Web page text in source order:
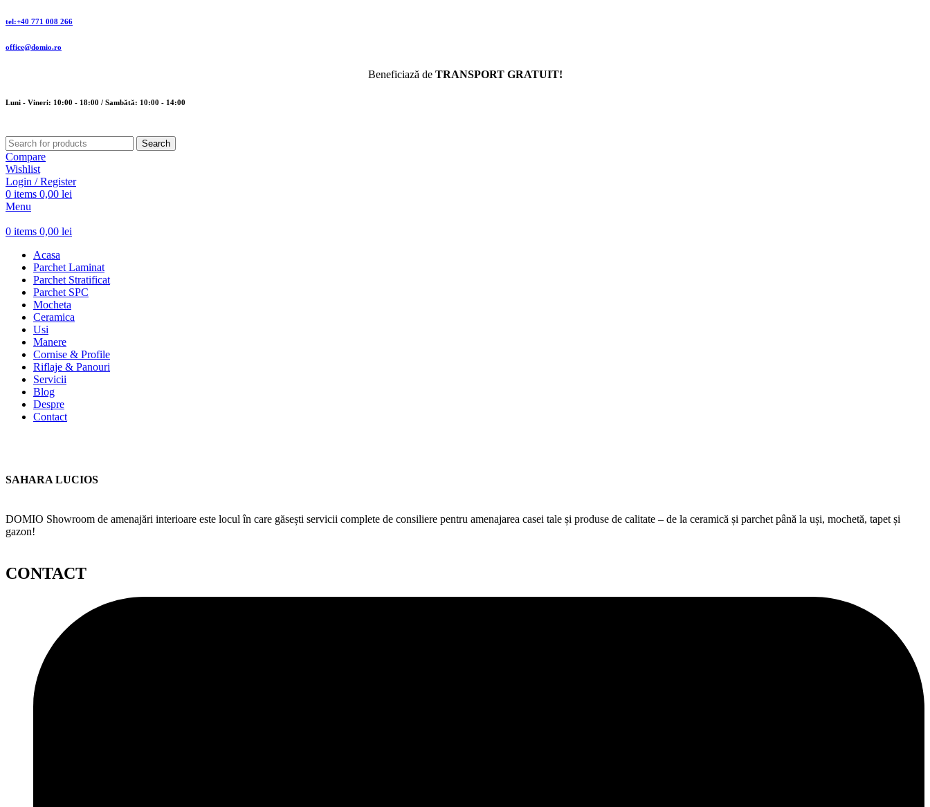
tel:+40 771 008 266
office@domio.ro
Beneficiază de TRANSPORT GRATUIT!
Luni - Vineri: 10:00 - 18:00 / Sambătă: 10:00 - 14:00
Search
Compare
Wishlist
Login / Register
0 items 0,00 lei
Menu
0 items 0,00 lei
Acasa
Parchet Laminat
Parchet Stratificat
Parchet SPC
Mocheta
Ceramica
Usi
Manere
Cornise & Profile
Riflaje & Panouri
Servicii
Blog
Despre
Contact
SAHARA LUCIOS
DOMIO Showroom de amenajări interioare este locul în care găsești servicii complete de consiliere pentru amenajarea casei tale și produse de calitate – de la ceramică și parchet până la uși, mochetă, tapet și
gazon!
CONTACT